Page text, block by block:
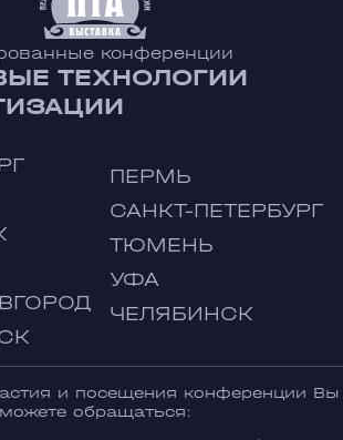
конференции
ТЕХНОЛОГИИ
ПЕРМЬ
САНКТ-ПЕТЕРБУРГ
ТЮМЕНЬ
УФА
ЧЕЛЯБИНСК
и посещения конференции Вы
можете обращаться: